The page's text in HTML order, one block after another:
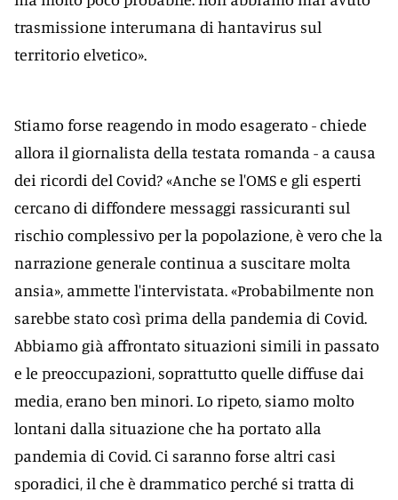
trasmissione interumana di hantavirus sul
territorio elvetico».
Stiamo forse reagendo in modo esagerato - chiede
allora il giornalista della testata romanda - a causa
dei ricordi del Covid? «Anche se l'OMS e gli esperti
cercano di diffondere messaggi rassicuranti sul
rischio complessivo per la popolazione, è vero che la
narrazione generale continua a suscitare molta
ansia», ammette l'intervistata. «Probabilmente non
sarebbe stato così prima della pandemia di Covid.
Abbiamo già affrontato situazioni simili in passato
e le preoccupazioni, soprattutto quelle diffuse dai
media, erano ben minori. Lo ripeto, siamo molto
lontani dalla situazione che ha portato alla
pandemia di Covid. Ci saranno forse altri casi
sporadici, il che è drammatico perché si tratta di